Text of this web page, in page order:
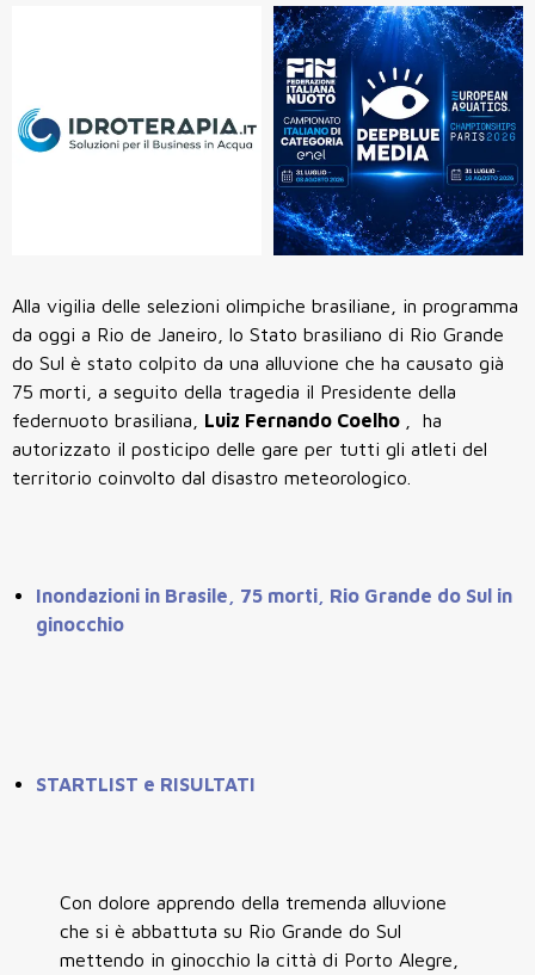
Alla vigilia delle selezioni olimpiche brasiliane, in programma
da oggi a Rio de Janeiro, lo Stato brasiliano di Rio Grande
do Sul è stato colpito da una alluvione che ha causato già
75 morti, a seguito della tragedia il Presidente della
federnuoto brasiliana, Luiz Fernando Coelho
, ha
autorizzato il posticipo delle gare per tutti gli atleti del
territorio coinvolto dal disastro meteorologico.
Inondazioni in Brasile, 75 morti, Rio Grande do Sul in
ginocchio
STARTLIST e RISULTATI
Con dolore apprendo della tremenda alluvione
che si è abbattuta su Rio Grande do Sul
mettendo in ginocchio la città di Porto Alegre,